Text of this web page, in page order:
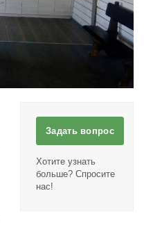
Задать вопрос
Хотите узнать
больше? Спросите
нас!